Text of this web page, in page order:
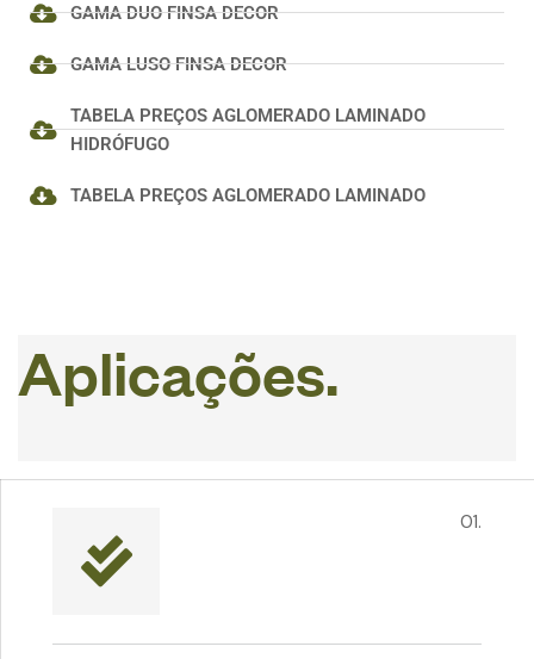
GAMA DUO FINSA DECOR
GAMA LUSO FINSA DECOR
TABELA PREÇOS AGLOMERADO LAMINADO
HIDRÓFUGO
TABELA PREÇOS AGLOMERADO LAMINADO
Aplicações.
01.